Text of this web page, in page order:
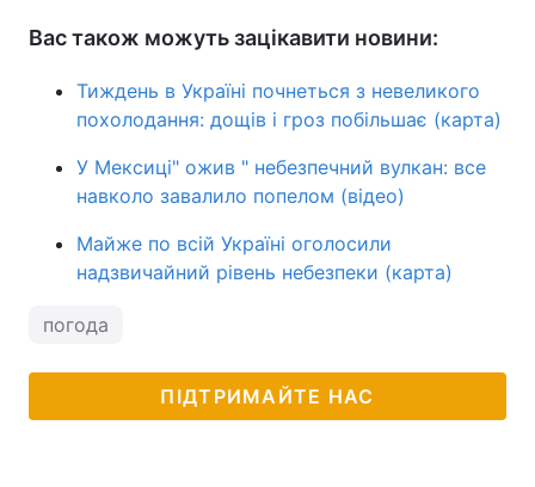
Вас також можуть зацікавити новини:
Тиждень в Україні почнеться з невеликого
похолодання: дощів і гроз побільшає (карта)
У Мексиці" ожив " небезпечний вулкан: все
навколо завалило попелом (відео)
Майже по всій Україні оголосили
надзвичайний рівень небезпеки (карта)
погода
ПІДТРИМАЙТЕ НАС